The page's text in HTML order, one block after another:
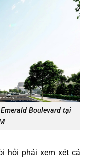
Boulevard tại
hỏi phải xem xét cả